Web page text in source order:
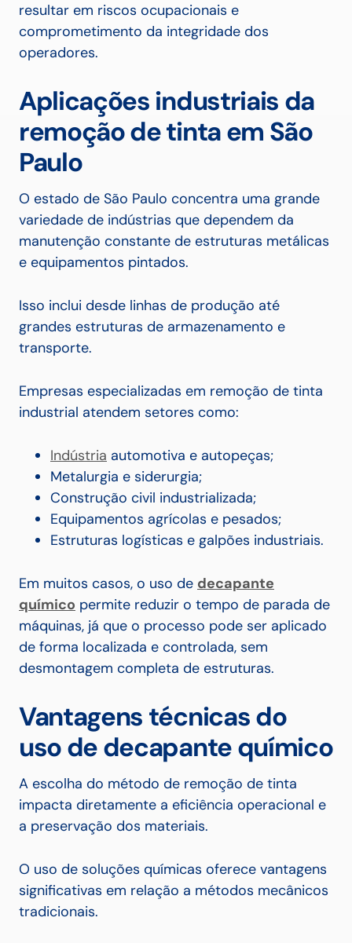
resultar em riscos ocupacionais e
comprometimento da integridade dos
operadores.
Aplicações industriais da
remoção de tinta em São
Paulo
O estado de São Paulo concentra uma grande
variedade de indústrias que dependem da
manutenção constante de estruturas metálicas
e equipamentos pintados.
Isso inclui desde linhas de produção até
grandes estruturas de armazenamento e
transporte.
Empresas especializadas em remoção de tinta
industrial atendem setores como:
Indústria automotiva e autopeças;
Metalurgia e siderurgia;
Construção civil industrializada;
Equipamentos agrícolas e pesados;
Estruturas logísticas e galpões industriais.
Em muitos casos, o uso de decapante
químico permite reduzir o tempo de parada de
máquinas, já que o processo pode ser aplicado
de forma localizada e controlada, sem
desmontagem completa de estruturas.
Vantagens técnicas do
uso de decapante químico
A escolha do método de remoção de tinta
impacta diretamente a eficiência operacional e
a preservação dos materiais.
O uso de soluções químicas oferece vantagens
significativas em relação a métodos mecânicos
tradicionais.